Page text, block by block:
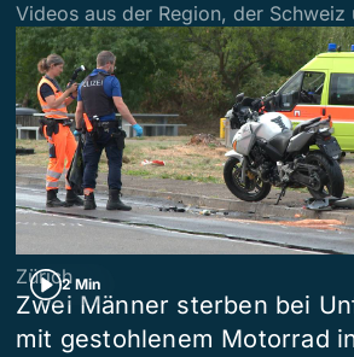
Videos aus der Region, der Schweiz
2 Min
Zürich
Zwei Männer sterben bei
mit gestohlenem Motorrad